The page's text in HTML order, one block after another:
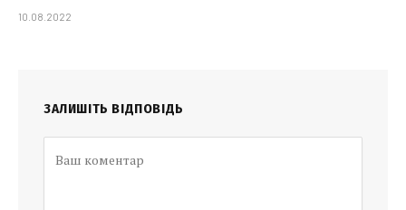
10.08.2022
ЗАЛИШІТЬ ВІДПОВІДЬ